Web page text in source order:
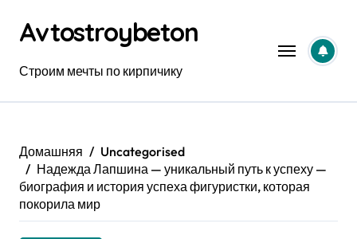
содержанию
Avtostroybeton
Строим мечты по кирпичику
Домашняя
Uncategorised
Надежда Лапшина — уникальный путь к успеху —
биография и история успеха фигуристки, которая
покорила мир